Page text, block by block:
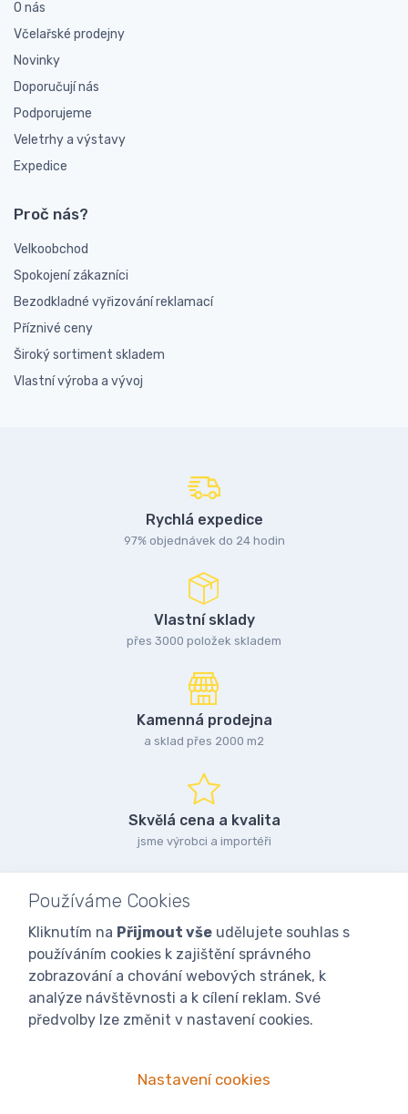
O nás
Včelařské prodejny
Novinky
Doporučují nás
Podporujeme
Veletrhy a výstavy
Expedice
Proč nás?
Velkoobchod
Spokojení zákazníci
Bezodkladné vyřizování reklamací
Příznivé ceny
Široký sortiment skladem
Vlastní výroba a vývoj
Rychlá expedice
97% objednávek do 24 hodin
Vlastní sklady
přes 3000 položek skladem
Kamenná prodejna
a sklad přes 2000 m2
Skvělá cena a kvalita
jsme výrobci a importéři
Používáme Cookies
Kliknutím na Přijmout vše udělujete souhlas s
používáním cookies k zajištění správného
zobrazování a chování webových stránek, k
analýze návštěvnosti a k cílení reklam. Své
předvolby lze změnit v nastavení cookies.
Nastavení cookies